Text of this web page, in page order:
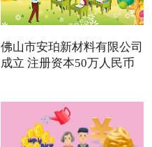
佛山市安珀新材料有限公司
成立 注册资本50万人民币